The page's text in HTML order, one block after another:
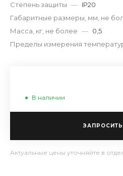
Степень защиты — IP20
Габаритные размеры, мм, не
Масса, кг, не более — 0,5
Пределы измерения
В наличии
Актуальные цены уточняйте в